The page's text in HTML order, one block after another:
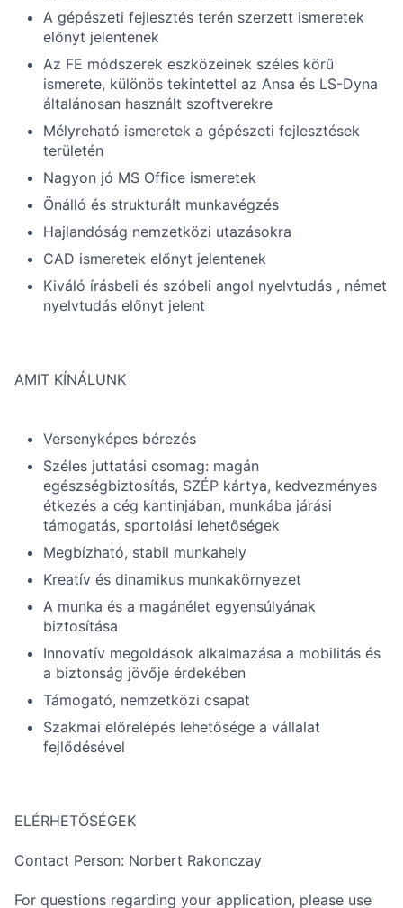
A gépészeti fejlesztés terén szerzett ismeretek
előnyt jelentenek
Az FE módszerek eszközeinek széles körű
ismerete, különös tekintettel az Ansa és LS-Dyna
általánosan használt szoftverekre
Mélyreható ismeretek a gépészeti fejlesztések
területén
Nagyon jó MS Office ismeretek
Önálló és strukturált munkavégzés
Hajlandóság nemzetközi utazásokra
CAD ismeretek előnyt jelentenek
Kiváló írásbeli és szóbeli angol nyelvtudás , német
nyelvtudás előnyt jelent
AMIT KÍNÁLUNK
Versenyképes bérezés
Széles juttatási csomag: magán
egészségbiztosítás, SZÉP kártya, kedvezményes
étkezés a cég kantinjában, munkába járási
támogatás, sportolási lehetőségek
Megbízható, stabil munkahely
Kreatív és dinamikus munkakörnyezet
A munka és a magánélet egyensúlyának
biztosítása
Innovatív megoldások alkalmazása a mobilitás és
a biztonság jövője érdekében
Támogató, nemzetközi csapat
Szakmai előrelépés lehetősége a vállalat
fejlődésével
ELÉRHETŐSÉGEK
Contact Person: Norbert Rakonczay
For questions regarding your application, please use